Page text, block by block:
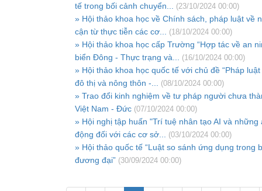
tế trong bối cảnh chuyển...
(23/10/2024 00:00)
» Hội thảo khoa học về Chính sách, pháp luật về
cận từ thực tiễn các cơ...
(18/10/2024 00:00)
» Hội thảo khoa học cấp Trường “Hợp tác về an
biển Đông - Thực trạng và...
(16/10/2024 00:00)
» Hội thảo khoa học quốc tế với chủ đề “Pháp
đô thị và nông thôn -...
(08/10/2024 00:00)
» Trao đổi kinh nghiệm về tư pháp người chưa
Việt Nam - Đức (07/10/2024 00:00)
» Hội nghị tập huấn "Trí tuệ nhân tạo AI và
động đối với các cơ sở...
(03/10/2024 00:00)
» Hội thảo quốc tế “Luật so sánh ứng dụng trong
đương đại” (30/09/2024 00:00)